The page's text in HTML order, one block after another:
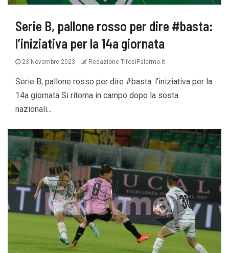
Serie B, pallone rosso per dire #basta:
l’iniziativa per la 14a giornata
23 Novembre 2023 Redazione TifosiPalermo.it
Serie B, pallone rosso per dire #basta: l'iniziativa per la
14a giornata Si ritorna in campo dopo la sosta
nazionali...